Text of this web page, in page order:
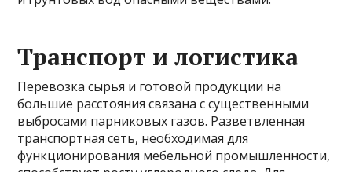
Транспорт и логистика
Перевозка сырья и готовой продукции на
большие расстояния связана с существенными
выбросами парниковых газов. Разветвленная
транспортная сеть, необходимая для
функционирования мебельной промышленности,